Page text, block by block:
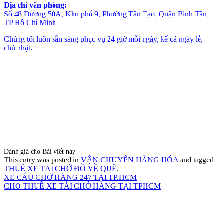
Địa chỉ văn phòng:
Số 48 Đường 50A, Khu phố 9, Phường Tân Tạo, Quận Bình Tân,
TP Hồ Chí Minh
Chúng tôi luôn sẵn sàng phục vụ 24 giờ mỗi ngày, kể cả ngày lễ,
chủ nhật.
Đánh giá cho Bài viết này
This entry was posted in VẬN CHUYỂN HÀNG HÓA and tagged
THUÊ XE TẢI CHỞ ĐỒ VỀ QUÊ.
XE CẨU CHỞ HÀNG 247 TẠI TP.HCM
CHO THUÊ XE TẢI CHỞ HÀNG TẠI TPHCM